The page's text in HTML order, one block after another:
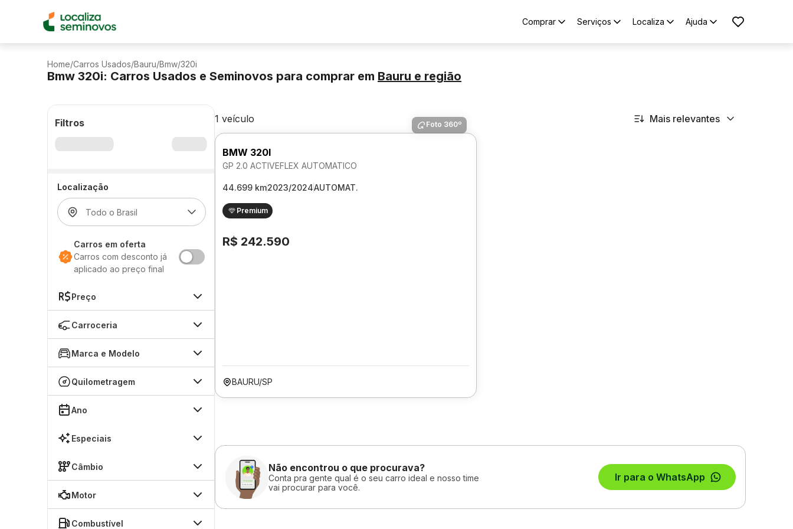
Comprar Serviços Localiza Ajuda
Home/Carros Usados/Bauru/Bmw/320i
Bmw 320i: Carros Usados e Seminovos para comprar em Bauru e região
Filtros
Localização
Carros em oferta
Carros com desconto já
aplicado ao preço final
Preço
Carroceria
Marca e Modelo
Quilometragem
Ano
Especiais
Câmbio
Motor
Combustível
1 veículo Mais relevantes
Foto 360º
BMW 320I
GP 2.0 ACTIVEFLEX AUTOMATICO
44.699 km2023/2024AUTOMAT.
Premium
R$ 242.590
BAURU/SP
Não encontrou o que procurava?
Conta pra gente qual é o seu carro ideal e nosso time
vai procurar para você.
Ir para o WhatsApp